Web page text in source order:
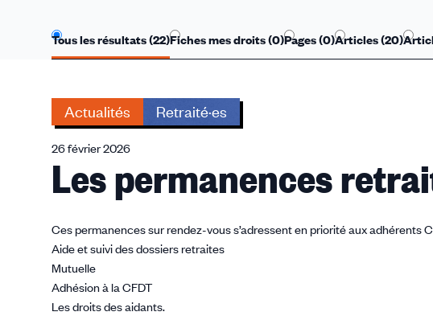
Tous les résultats (22)Fiches mes droits (0)Pages (0)Articles (20)
Actualités Retraité·es
26 février 2026
Les permanences
Ces permanences sur rendez-vous s’adressent en priorité aux adhérents
Aide et suivi des dossiers retraites
Mutuelle
Adhésion à la CFDT
Les droits des aidants.